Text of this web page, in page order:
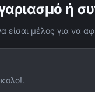
ή
είσαι μέλος για να